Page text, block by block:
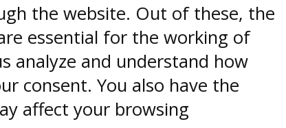
the website. Out of these, the
essential for the working of
analyze and understand how
consent. You also have the
affect your browsing